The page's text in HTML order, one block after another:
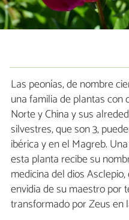
Las peonías, de nombre
una familia de plantas con
Norte y China y sus
silvestres, que son 3,
ibérica y en el Magreb.
esta planta recibe su
medicina del dios
envidia de su maestro por
transformado por Zeus en